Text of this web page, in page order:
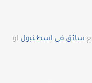
سائق في اسطنبول او